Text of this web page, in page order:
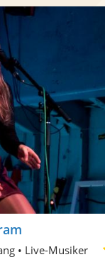
• Live-Musiker